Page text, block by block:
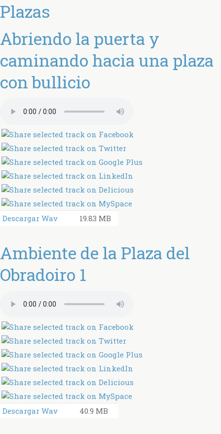
Plazas
Abriendo la puerta y
caminando hacia una plaza
con bullicio
Descargar Wav 19.83 MB
Ambiente de la Plaza del
Obradoiro 1
Descargar Wav 40.9 MB